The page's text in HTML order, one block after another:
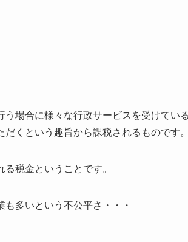
場合に様々な行政サービスを受けてい
くという趣旨から課税されるものです。
税金ということです。
多いという不公平さ・・・